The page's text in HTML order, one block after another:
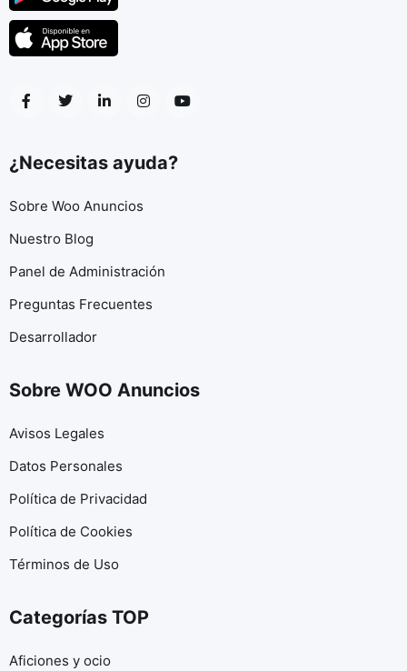
¿Necesitas ayuda?
Sobre Woo Anuncios
Nuestro Blog
Panel de Administración
Preguntas Frecuentes
Desarrollador
Sobre WOO Anuncios
Avisos Legales
Datos Personales
Política de Privacidad
Política de Cookies
Términos de Uso
Categorías TOP
Aficiones y ocio